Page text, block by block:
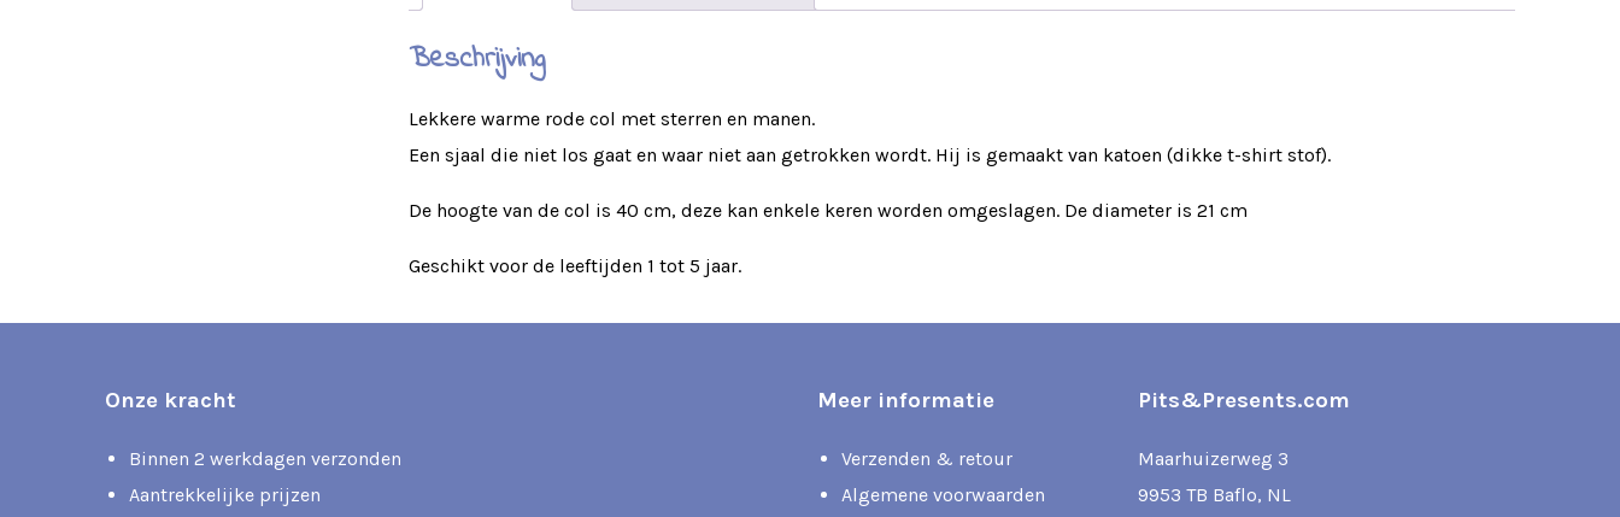
Beschrijving
Lekkere warme rode col met sterren en manen.
Een sjaal die niet los gaat en waar niet aan getrokken wordt. Hij is gemaakt van katoen (dikke t-shirt stof).
De hoogte van de col is 40 cm, deze kan enkele keren worden omgeslagen. De diameter is 21 cm
Geschikt voor de leeftijden 1 tot 5 jaar.
Onze kracht
Binnen 2 werkdagen verzonden
Aantrekkelijke prijzen
Meer informatie
Verzenden & retour
Algemene voorwaarden
Pits&Presents.com
Maarhuizerweg 3
9953 TB Baflo, NL